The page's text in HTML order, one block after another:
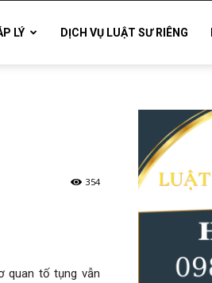
LÝ DỊCH VỤ LUẬT SƯ RIÊNG
354
quan tố tụng vẫn